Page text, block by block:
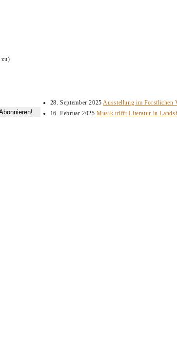
zu)
28. September 2025 Ausstellung im Forstlichen
16. Februar 2025 Musik trifft Literatur in